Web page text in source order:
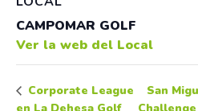
CAMPOMAR GOLF
Ver la web del Local
Corporate League
San